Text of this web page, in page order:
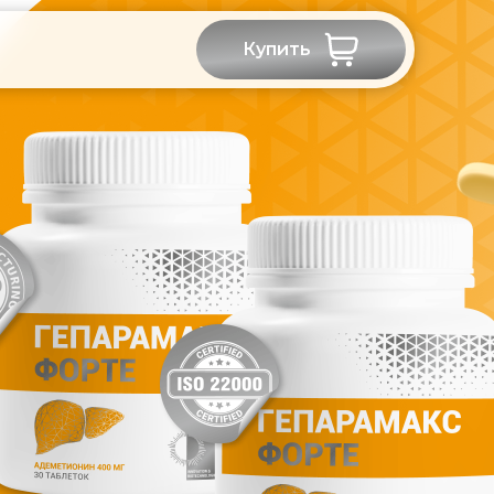
Купить